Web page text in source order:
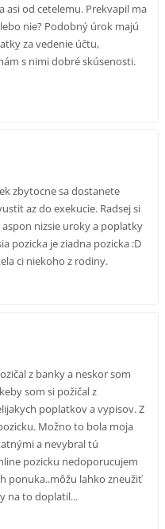
asi od cetelemu. Prekvapil ma
nie? Podobný úrok majú
za vedenie účtu,
s nimi dobré skúsenosti.
zbytocne sa dostanete
az do exekucie. Radsej si
nizsie uroky a poplatky
pozicka je ziadna pozicka :D
ci niekoho z rodiny.
z banky a neskor som
som si požičal z
poplatkov a vypisov. Z
Možno to bola moja
a nevybral tú
pozicku nedoporucujem
ponuka..môžu lahko zneužiť
na to doplatil...